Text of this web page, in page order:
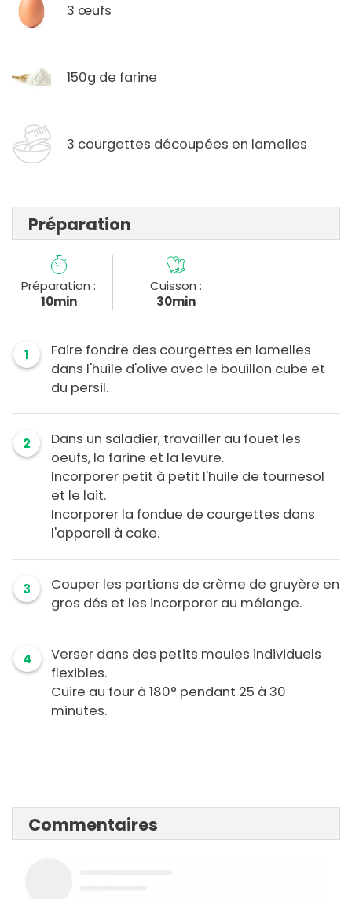
3 œufs
150g de farine
3 courgettes découpées en lamelles
Préparation
Préparation :
10min
Cuisson :
30min
1
Faire fondre des courgettes en lamelles
dans l'huile d'olive avec le bouillon cube et
du persil.
2
Dans un saladier, travailler au fouet les
oeufs, la farine et la levure.
Incorporer petit à petit l'huile de tournesol
et le lait.
Incorporer la fondue de courgettes dans
l'appareil à cake.
3
Couper les portions de crème de gruyère en
gros dés et les incorporer au mélange.
4
Verser dans des petits moules individuels
flexibles.
Cuire au four à 180° pendant 25 à 30
minutes.
Commentaires